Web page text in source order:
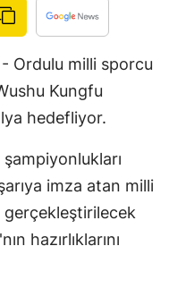
Çankırı
Çorum
Denizli
Diyarbakır
Edirne
Elazığ
Erzincan
- Ordulu milli sporcu
Kungfu
hedefliyor.
imza atan milli
hazırlıklarını